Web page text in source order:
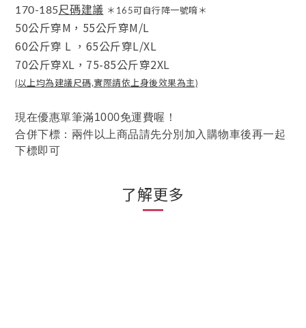
170-185尺碼建議 ＊165可自行降一號唷＊
50公斤穿M， 55公斤穿M/L
60公斤穿 L ， 65公斤穿L/XL
70公斤穿XL， 75-85公斤穿2XL
(以上均為建議尺碼,實際請依上身後效果為主)
現在優惠單筆滿1000免運費喔！
合併下標：兩件以上商品請先分別加入購物車後再一起
下標即可
了解更多